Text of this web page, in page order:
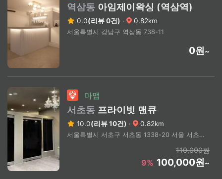
역삼동 아임제이왁싱 (역삼역)
0.0(리뷰 0건) · 0.82km
서울특별시 강남구 역삼동 738-11
0원~
마맵
서초동 프라이빗 맨큐
10.0(리뷰 10건) · 0.82km
서울특별시 서초구 서초동 1338-20 서울 서초구 서초동 뱅뱅사거리 부근
110,000원
9% 100,000원~